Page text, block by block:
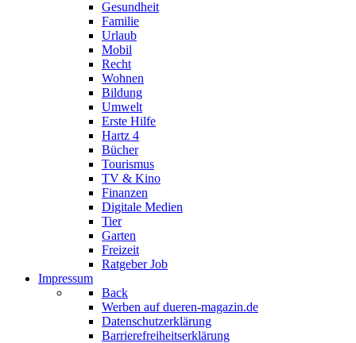
Gesundheit
Familie
Urlaub
Mobil
Recht
Wohnen
Bildung
Umwelt
Erste Hilfe
Hartz 4
Bücher
Tourismus
TV & Kino
Finanzen
Digitale Medien
Tier
Garten
Freizeit
Ratgeber Job
Impressum
Back
Werben auf dueren-magazin.de
Datenschutzerklärung
Barrierefreiheitserklärung